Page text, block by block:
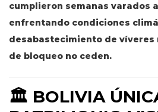
cumplieron semanas varados
enfrentando condiciones
desabastecimiento de víveres
de bloqueo no ceden.
🏛️ BOLIVIA